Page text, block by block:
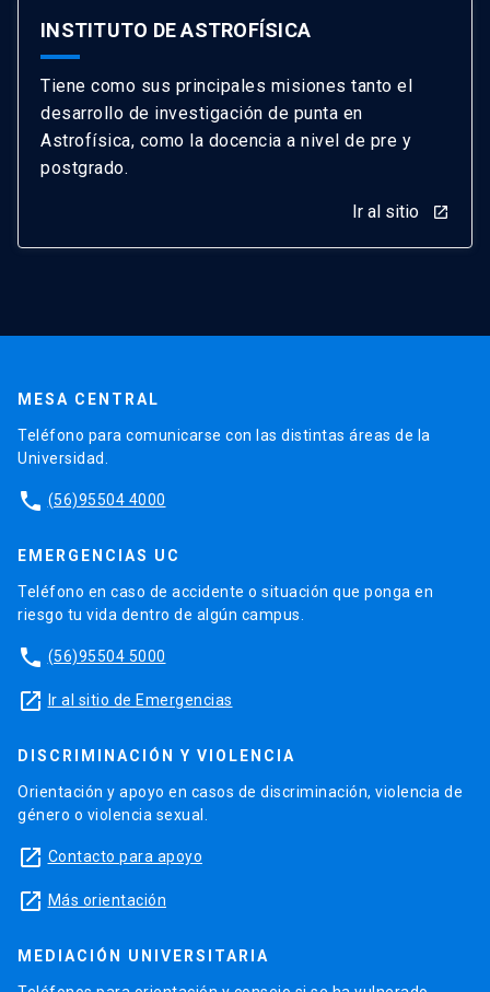
INSTITUTO DE ASTROFÍSICA
Tiene como sus principales misiones tanto el
desarrollo de investigación de punta en
Astrofísica, como la docencia a nivel de pre y
postgrado.
Ir al sitio launch
MESA CENTRAL
Teléfono para comunicarse con las distintas áreas de la
Universidad.
phone (56)95504 4000
EMERGENCIAS UC
Teléfono en caso de accidente o situación que ponga en
riesgo tu vida dentro de algún campus.
phone (56)95504 5000
launch Ir al sitio de Emergencias
DISCRIMINACIÓN Y VIOLENCIA
Orientación y apoyo en casos de discriminación, violencia de
género o violencia sexual.
launch Contacto para apoyo
launch Más orientación
MEDIACIÓN UNIVERSITARIA